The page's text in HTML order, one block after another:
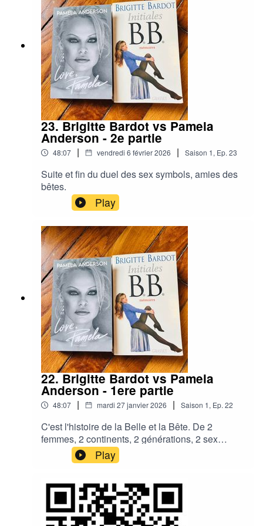
23. Brigitte Bardot vs Pamela
Anderson - 2e partie
48:07 | vendredi 6 février 2026 | Saison 1, Ep. 23
Suite et fin du duel des sex symbols, amies des
bêtes.
Play
22. Brigitte Bardot vs Pamela
Anderson - 1ere partie
48:07 | mardi 27 janvier 2026 | Saison 1, Ep. 22
C'est l'histoire de la Belle et la Bête. De 2
femmes, 2 continents, 2 générations, 2 sex
symbols scandaleuses. Libérées des carcans
sociaux mais broyées par la passion des
célébrité, elles ont choisi de mettre leur pouvoir
incandescent de séduction au service d'une
cause animale qui leur doit beaucoup.
Play